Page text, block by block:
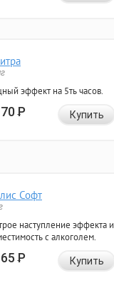
эффект на 5ть часов.
Р Купить
Софт
наступление эффекта и
с алкоголем.
Р Купить